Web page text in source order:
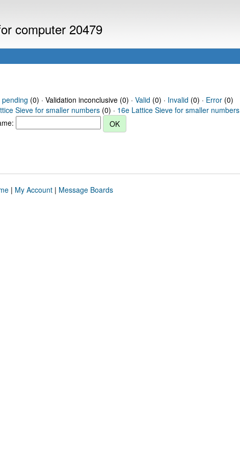
computer 20479
pending (0) · Validation inconclusive (0) · Valid (0) · Invalid (0) · Error(0)
Sieve for smaller numbers (0) · 16e Lattice Sieve for smaller numbers
| My Account| Message Boards